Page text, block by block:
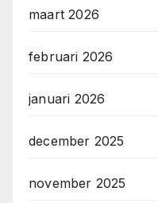
maart 2026
februari 2026
januari 2026
december 2025
november 2025